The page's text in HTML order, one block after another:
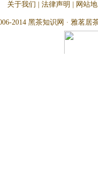
关于我们 法律声明 网站
2014 黑茶知识网 · 雅茗居